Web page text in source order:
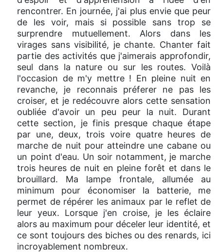
rencontrer. En journée, j'ai plus envie que peur
de les voir, mais si possible sans trop se
surprendre mutuellement. Alors dans les
virages sans visibilité, je chante. Chanter fait
partie des activités que j'aimerais approfondir,
seul dans la nature ou sur les routes. Voilà
l'occasion de m'y mettre ! En pleine nuit en
revanche, je reconnais préferer ne pas les
croiser, et je redécouvre alors cette sensation
oubliée d'avoir un peu peur la nuit. Durant
cette section, je finis presque chaque étape
par une, deux, trois voire quatre heures de
marche de nuit pour atteindre une cabane ou
un point d'eau. Un soir notamment, je marche
trois heures de nuit en pleine forêt et dans le
brouillard. Ma lampe frontale, allumée au
minimum pour économiser la batterie, me
permet de répérer les animaux par le reflet de
leur yeux. Lorsque j'en croise, je les éclaire
alors au maximum pour déceler leur identité, et
ce sont toujours des biches ou des renards, ici
incroyablement nombreux.